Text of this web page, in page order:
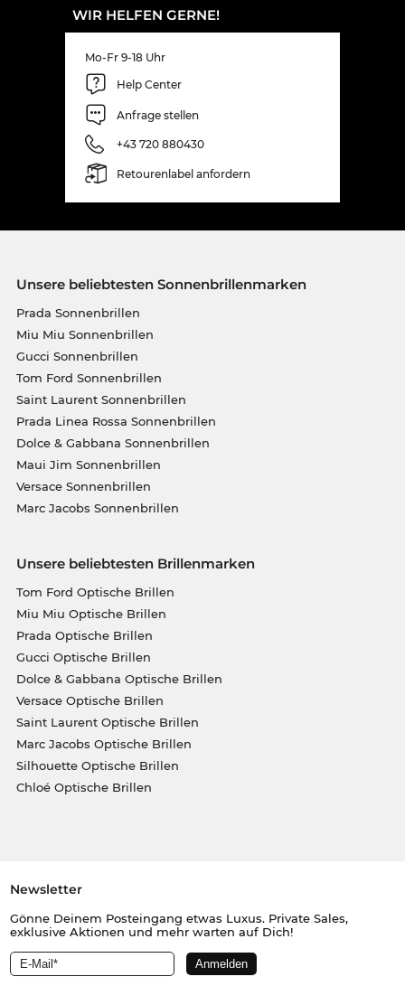
WIR HELFEN GERNE!
Mo-Fr 9-18 Uhr
Help Center
Anfrage stellen
+43 720 880430
Retourenlabel anfordern
Unsere beliebtesten Sonnenbrillenmarken
Prada Sonnenbrillen
Miu Miu Sonnenbrillen
Gucci Sonnenbrillen
Tom Ford Sonnenbrillen
Saint Laurent Sonnenbrillen
Prada Linea Rossa Sonnenbrillen
Dolce & Gabbana Sonnenbrillen
Maui Jim Sonnenbrillen
Versace Sonnenbrillen
Marc Jacobs Sonnenbrillen
Unsere beliebtesten Brillenmarken
Tom Ford Optische Brillen
Miu Miu Optische Brillen
Prada Optische Brillen
Gucci Optische Brillen
Dolce & Gabbana Optische Brillen
Versace Optische Brillen
Saint Laurent Optische Brillen
Marc Jacobs Optische Brillen
Silhouette Optische Brillen
Chloé Optische Brillen
Newsletter
Gönne Deinem Posteingang etwas Luxus. Private Sales,
exklusive Aktionen und mehr warten auf Dich!